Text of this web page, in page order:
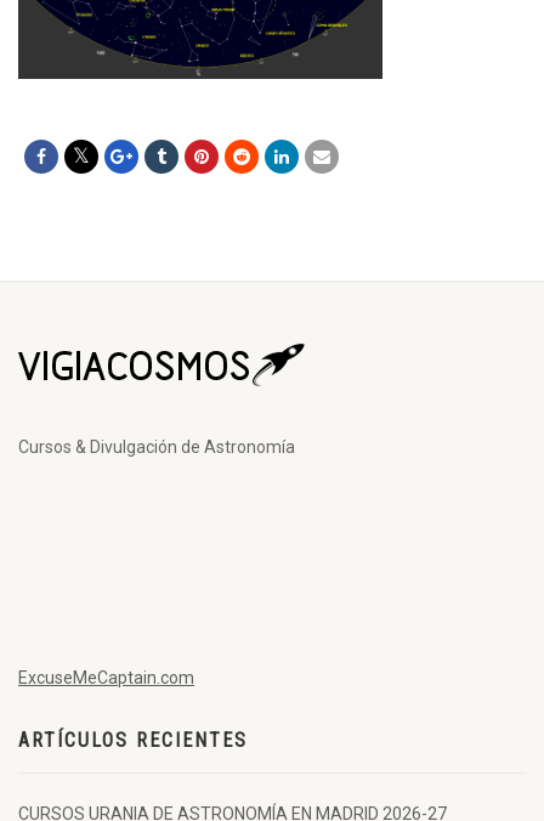
Cursos & Divulgación de Astronomía
ExcuseMeCaptain.com
ARTÍCULOS RECIENTES
CURSOS URANIA DE ASTRONOMÍA EN MADRID 2026-27